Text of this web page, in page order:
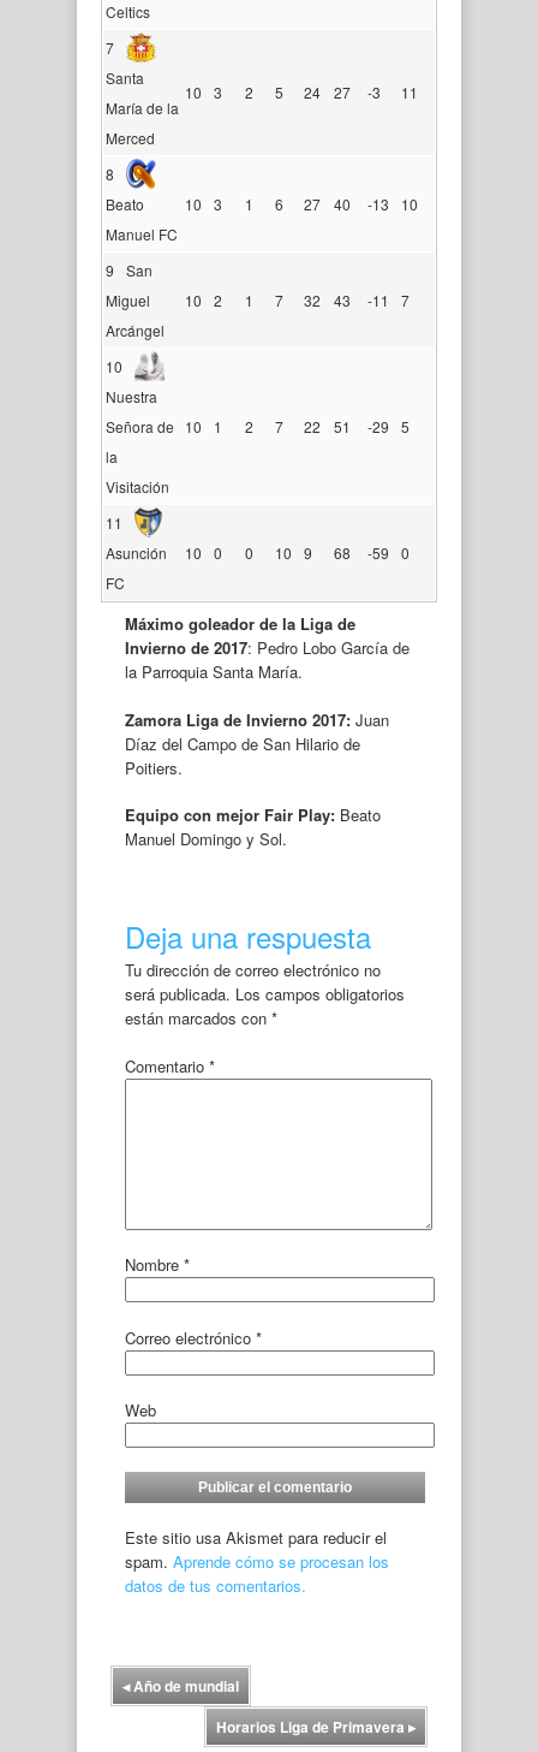
Celtics
7
Santa
María de la
Merced
10 3 2 5 24 27 -3 11
8
Beato
Manuel FC
10 3 1 6 27 40 -13 10
9
San
Miguel
Arcángel
10 2 1 7 32 43 -11 7
10
Nuestra
Señora de
la
Visitación
10 1 2 7 22 51 -29 5
11
Asunción
FC
10 0 0 10 9 68 -59 0
Máximo goleador de la Liga de
Invierno de 2017: Pedro Lobo García de
la Parroquia Santa María.
Zamora Liga de Invierno 2017: Juan
Díaz del Campo de San Hilario de
Poitiers.
Equipo con mejor Fair Play: Beato
Manuel Domingo y Sol.
Deja una respuesta
Tu dirección de correo electrónico no
será publicada. Los campos obligatorios
están marcados con *
Comentario *
Nombre *
Correo electrónico *
Web
Este sitio usa Akismet para reducir el
spam. Aprende cómo se procesan los
datos de tus comentarios.
◂Año de mundial
Horarios Liga de Primavera ▸